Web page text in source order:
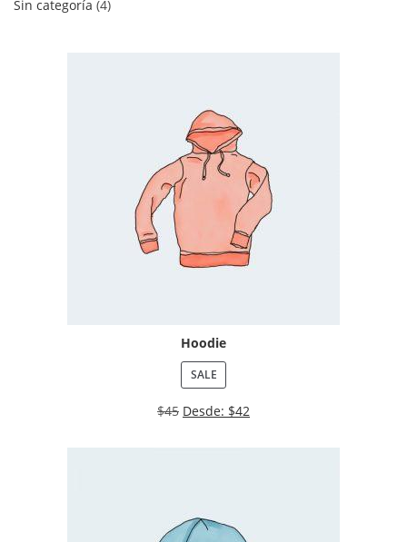
Sin categoría 4
Hoodie
SALE
$45 Desde: $42